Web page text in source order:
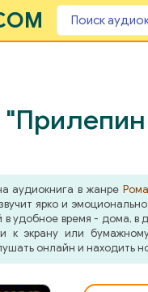
аудиокнига в жанре
ярко и
в удобное время - дома,
к экрану или
онлайн и находить